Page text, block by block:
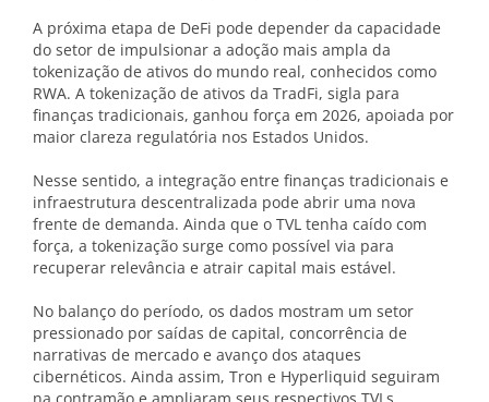
A próxima etapa de DeFi pode depender da capacidade
do setor de impulsionar a adoção mais ampla da
tokenização de ativos do mundo real, conhecidos como
RWA. A tokenização de ativos da TradFi, sigla para
finanças tradicionais, ganhou força em 2026, apoiada por
maior clareza regulatória nos Estados Unidos.
Nesse sentido, a integração entre finanças tradicionais e
infraestrutura descentralizada pode abrir uma nova
frente de demanda. Ainda que o TVL tenha caído com
força, a tokenização surge como possível via para
recuperar relevância e atrair capital mais estável.
No balanço do período, os dados mostram um setor
pressionado por saídas de capital, concorrência de
narrativas de mercado e avanço dos ataques
cibernéticos. Ainda assim, Tron e Hyperliquid seguiram